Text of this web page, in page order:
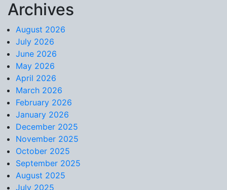
Skip to content
Archives
August 2026
July 2026
June 2026
May 2026
April 2026
March 2026
February 2026
January 2026
December 2025
November 2025
October 2025
September 2025
August 2025
July 2025